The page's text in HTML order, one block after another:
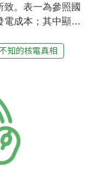
。表一為參照國
電成本；其中顯示
各國核電發電成
of Generating
核廢處理及除役
事行政等營運費
不到，甚至低
，與國際各國的
際能源總署的資
建設的費用應佔
知的核電真相